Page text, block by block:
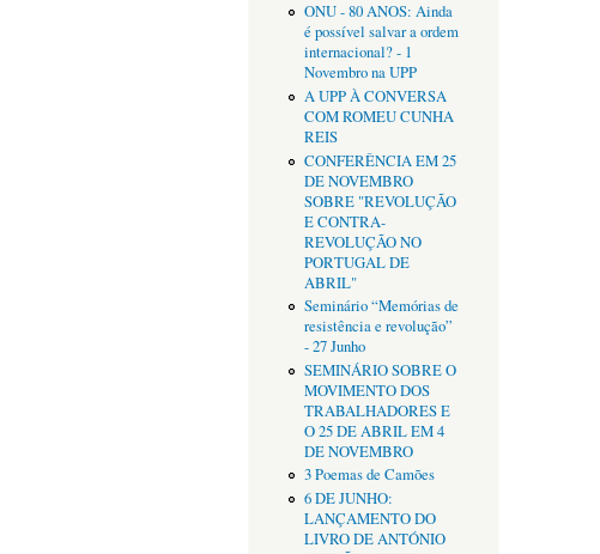
ONU - 80 ANOS: Ainda
é possível salvar a ordem
internacional? - 1
Novembro na UPP
A UPP À CONVERSA
COM ROMEU CUNHA
REIS
CONFERÊNCIA EM 25
DE NOVEMBRO
SOBRE "REVOLUÇÃO
E CONTRA-
REVOLUÇÃO NO
PORTUGAL DE
ABRIL"
Seminário “Memórias de
resistência e revolução”
- 27 Junho
SEMINÁRIO SOBRE O
MOVIMENTO DOS
TRABALHADORES E
O 25 DE ABRIL EM 4
DE NOVEMBRO
3 Poemas de Camões
6 DE JUNHO:
LANÇAMENTO DO
LIVRO DE ANTÓNIO